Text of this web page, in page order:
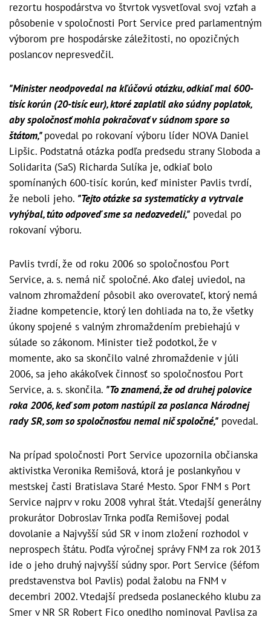
rezortu hospodárstva vo štvrtok vysvetľoval svoj vzťah a
pôsobenie v spoločnosti Port Service pred parlamentným
výborom pre hospodárske záležitosti, no opozičných
poslancov nepresvedčil.
"Minister neodpovedal na kľúčovú otázku, odkiaľ mal 600-
tisíc korún (20-tisíc eur), ktoré zaplatil ako súdny poplatok,
aby spoločnosť mohla pokračovať v súdnom spore so
štátom,"povedal po rokovaní výboru líder NOVA Daniel
Lipšic. Podstatná otázka podľa predsedu strany Sloboda a
Solidarita (SaS) Richarda Sulíka je, odkiaľ bolo
spomínaných 600-tisíc korún, keď minister Pavlis tvrdí,
že neboli jeho. "Tejto otázke sa systematicky a vytrvale
vyhýbal, túto odpoveď sme sa nedozvedeli," povedal po
rokovaní výboru.
Pavlis tvrdí, že od roku 2006 so spoločnosťou Port
Service, a. s. nemá nič spoločné. Ako ďalej uviedol, na
valnom zhromaždení pôsobil ako overovateľ, ktorý nemá
žiadne kompetencie, ktorý len dohliada na to, že všetky
úkony spojené s valným zhromaždením prebiehajú v
súlade so zákonom. Minister tiež podotkol, že v
momente, ako sa skončilo valné zhromaždenie v júli
2006, sa jeho akákoľvek činnosť so spoločnosťou Port
Service, a. s. skončila. "To znamená, že od druhej polovice
roka 2006, keď som potom nastúpil za poslanca Národnej
rady SR, som so spoločnosťou nemal nič spoločné," povedal.
Na prípad spoločnosti Port Service upozornila občianska
aktivistka Veronika Remišová, ktorá je poslankyňou v
mestskej časti Bratislava Staré Mesto. Spor FNM s Port
Service najprv v roku 2008 vyhral štát. Vtedajší generálny
prokurátor Dobroslav Trnka podľa Remišovej podal
dovolanie a Najvyšší súd SR v inom zložení rozhodol v
neprospech štátu. Podľa výročnej správy FNM za rok 2013
ide o jeho druhý najvyšší súdny spor. Port Service (šéfom
predstavenstva bol Pavlis) podal žalobu na FNM v
decembri 2002. Vtedajší predseda poslaneckého klubu za
Smer v NR SR Robert Fico onedlho nominoval Pavlisa za